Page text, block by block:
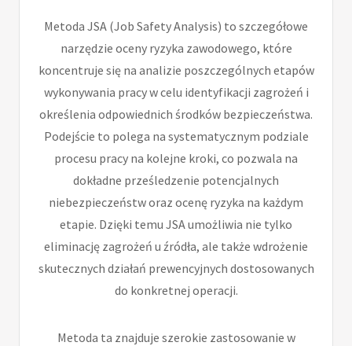
Metoda JSA (Job Safety Analysis) to szczegółowe
narzędzie oceny ryzyka zawodowego, które
koncentruje się na analizie poszczególnych etapów
wykonywania pracy w celu identyfikacji zagrożeń i
określenia odpowiednich środków bezpieczeństwa.
Podejście to polega na systematycznym podziale
procesu pracy na kolejne kroki, co pozwala na
dokładne prześledzenie potencjalnych
niebezpieczeństw oraz ocenę ryzyka na każdym
etapie. Dzięki temu JSA umożliwia nie tylko
eliminację zagrożeń u źródła, ale także wdrożenie
skutecznych działań prewencyjnych dostosowanych
do konkretnej operacji.
Metoda ta znajduje szerokie zastosowanie w